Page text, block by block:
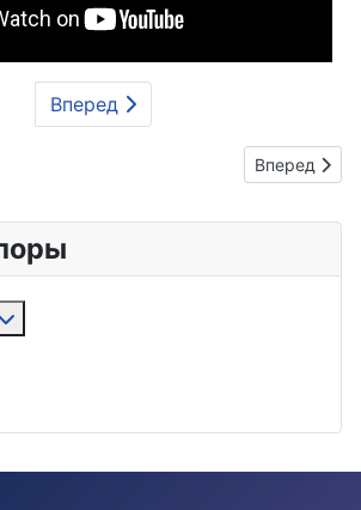
Вперед
налоговую вернуть вычет за
Следующий:
Вперед